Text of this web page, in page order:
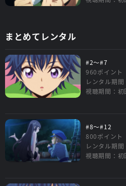
まとめてレンタル
#2～#7
960ポイント
レンタル期
視聴期間：
#8～#12
800ポイント
レンタル期
視聴期間：